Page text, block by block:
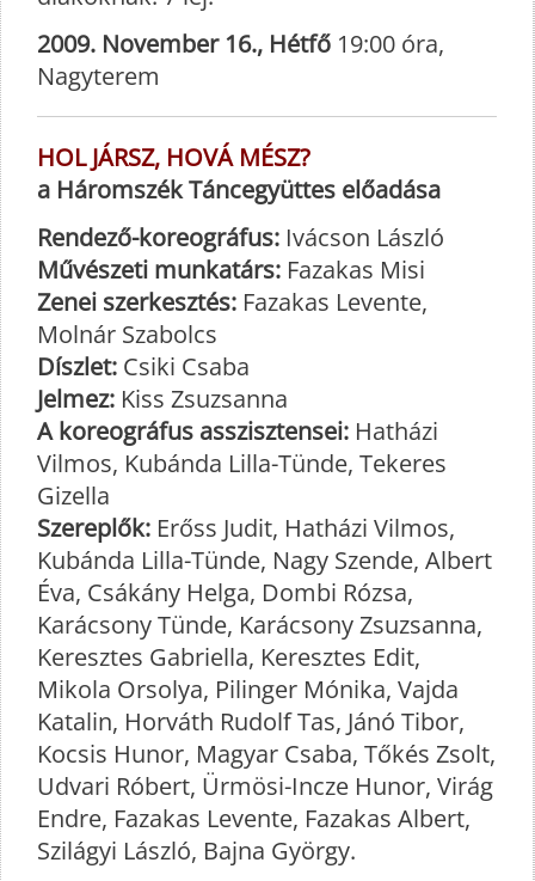
2009. November 16., Hétfő 19:00 óra,
Nagyterem
HOL JÁRSZ, HOVÁ MÉSZ?
a Háromszék Táncegyüttes előadása
Rendező-koreográfus: Ivácson László
Művészeti munkatárs: Fazakas Misi
Zenei szerkesztés: Fazakas Levente,
Molnár Szabolcs
Díszlet: Csiki Csaba
Jelmez: Kiss Zsuzsanna
A koreográfus asszisztensei: Hatházi
Vilmos, Kubánda Lilla-Tünde, Tekeres
Gizella
Szereplők: Erőss Judit, Hatházi Vilmos,
Kubánda Lilla-Tünde, Nagy Szende, Albert
Éva, Csákány Helga, Dombi Rózsa,
Karácsony Tünde, Karácsony Zsuzsanna,
Keresztes Gabriella, Keresztes Edit,
Mikola Orsolya, Pilinger Mónika, Vajda
Katalin, Horváth Rudolf Tas, Jánó Tibor,
Kocsis Hunor, Magyar Csaba, Tőkés Zsolt,
Udvari Róbert, Ürmösi-Incze Hunor, Virág
Endre, Fazakas Levente, Fazakas Albert,
Szilágyi László, Bajna György.